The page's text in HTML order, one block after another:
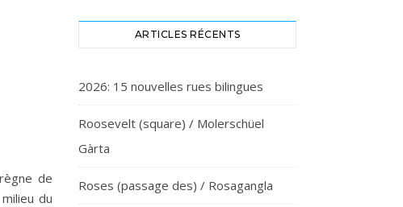
de
du
ARTICLES RÉCENTS
2026: 15 nouvelles rues bilingues
Roosevelt (square) / Molerschüel
Gàrta
Roses (passage des) / Rosagangla